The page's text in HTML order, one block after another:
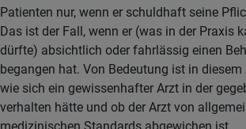
Patienten nur, wenn er schuldhaft seine
Das ist der Fall, wenn er (was in der Praxis
dürfte) absichtlich oder fahrlässig einen
begangen hat. Von Bedeutung ist in
wie sich ein gewissenhafter Arzt in der
verhalten hätte und ob der Arzt von